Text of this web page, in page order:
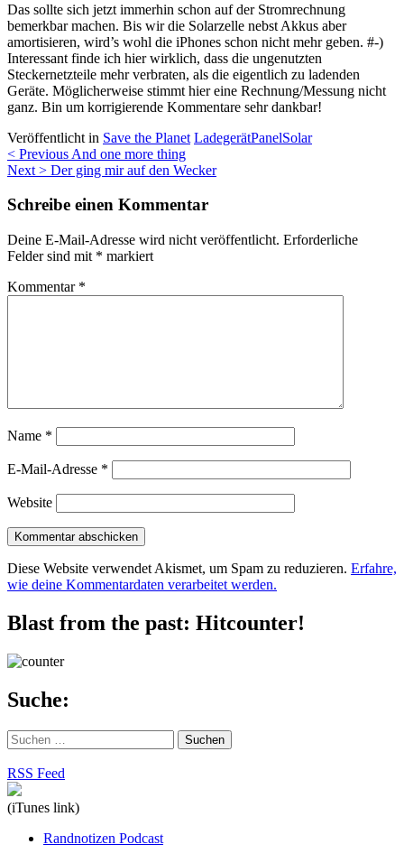
Das sollte sich jetzt immerhin schon auf der Stromrechnung
bemerkbar machen. Bis wir die Solarzelle nebst Akkus aber
amortisieren, wird’s wohl die iPhones schon nicht mehr geben. #-)
Interessant finde ich hier wirklich, dass die ungenutzten
Steckernetzteile mehr verbraten, als die eigentlich zu ladenden
Geräte. Möglicherweise stimmt hier eine Rechnung/Messung nicht
ganz. Bin um korrigierende Kommentare sehr dankbar!
Veröffentlicht in Save the Planet LadegerätPanelSolar
Beitragsnavigation
< Previous And one more thing
Next > Der ging mir auf den Wecker
Schreibe einen Kommentar
Deine E-Mail-Adresse wird nicht veröffentlicht. Erforderliche
Felder sind mit * markiert
Kommentar *
Name *
E-Mail-Adresse *
Website
Diese Website verwendet Akismet, um Spam zu reduzieren. Erfahre,
wie deine Kommentardaten verarbeitet werden.
Blast from the past: Hitcounter!
Suche:
Suchen
nach:
RSS Feed
(iTunes link)
Randnotizen Podcast